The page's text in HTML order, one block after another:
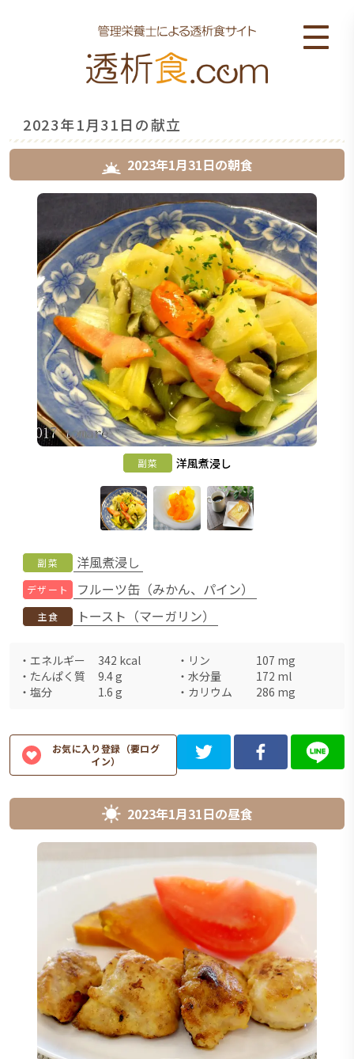
2023年1月31日の献立
2023年1月31日の朝食
副菜 洋風煮浸し
副菜 洋風煮浸し
デザート フルーツ缶（みかん、パイン）
主食 トースト（マーガリン）
・ エネルギー 342 kcal ・ リン 107 mg
・ たんぱく質 9.4g ・ 水分量 172 ml
・ 塩分 1.6 g ・ カリウム 286 mg
お気に入り登録（要ログ
イン）
2023年1月31日の昼食